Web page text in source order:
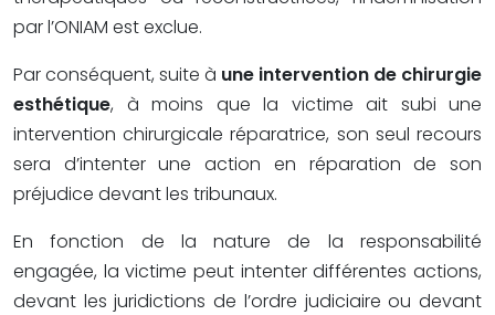
par l’ONIAM est exclue.
Par conséquent, suite à une intervention de chirurgie
esthétique, à moins que la victime ait subi une
intervention chirurgicale réparatrice, son seul recours
sera d’intenter une action en réparation de son
préjudice devant les tribunaux.
En fonction de la nature de la responsabilité
engagée, la victime peut intenter différentes actions,
devant les juridictions de l’ordre judiciaire ou devant